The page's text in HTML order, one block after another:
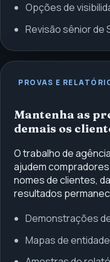
Opções de
Revisão sênior de
PROVAS E
Mantenha as
demais os
O trabalho de
ajudem
nomes de clientes,
resultados
Demonstrações
Mapas de